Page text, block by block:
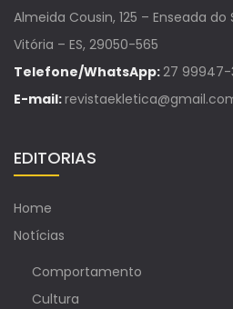
Almeida Cousin, 125 – Enseada do
Vitória – ES, 29050-565
Telefone/WhatsApp:27 99947-
E-mail:
EDITORIAS
Home
Notícias
Comportamento
Cultura